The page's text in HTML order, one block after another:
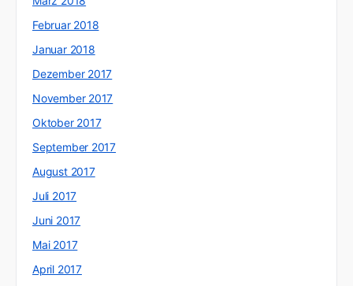
Februar 2018
Januar 2018
Dezember 2017
November 2017
Oktober 2017
September 2017
August 2017
Juli 2017
Juni 2017
Mai 2017
April 2017